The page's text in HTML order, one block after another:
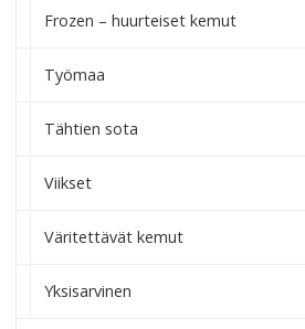
Frozen – huurteiset kemut
Työmaa
Tähtien sota
Viikset
Väritettävät kemut
Yksisarvinen